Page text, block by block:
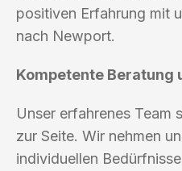
positiven Erfahrung mit
nach Newport.
Kompetente Beratung
Unser erfahrenes Team
zur Seite. Wir nehmen
individuellen